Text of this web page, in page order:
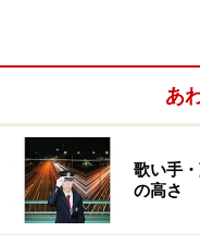
あ
歌い手
の高さ